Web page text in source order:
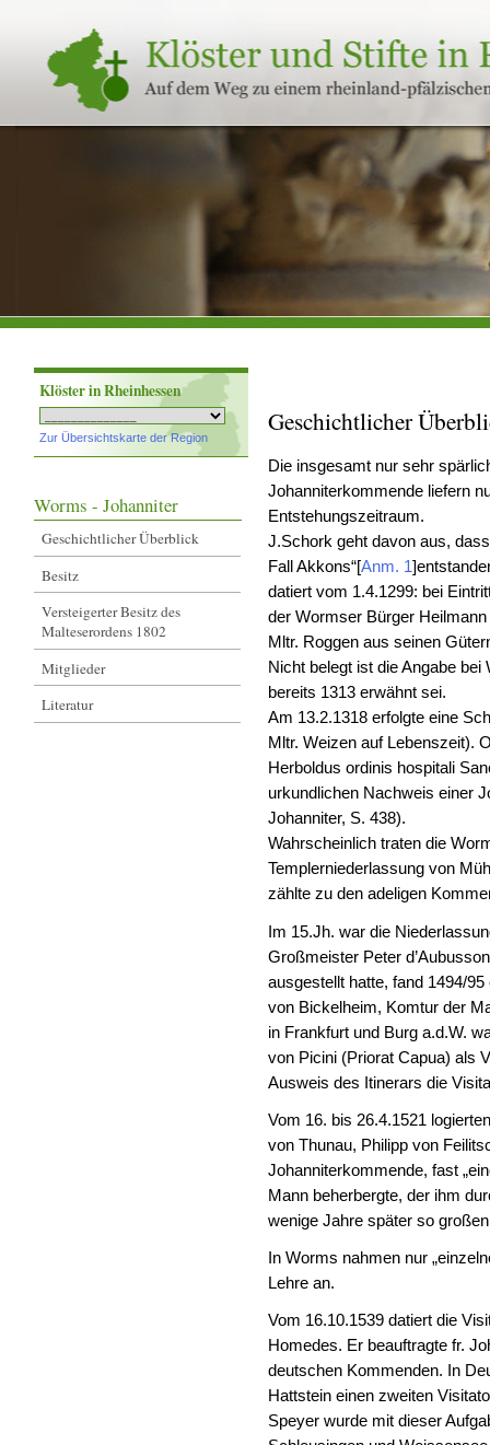
Klöster
und
Stifte
in
Rheinland-
Klöster in Rheinhessen
Zur Übersichtskarte der Region
Worms - Johanniter
Geschichtlicher Überblick
Besitz
Versteigerter Besitz des
Malteserordens 1802
Mitglieder
Literatur
Geschichtlicher
Die insgesamt nur sehr
Johanniterkommende liefern
Entstehungszeitraum.
J.Schork geht davon aus,
Fall Akkons“[Anm. 1]
datiert vom 1.4.1299: bei
der Wormser Bürger
Mltr. Roggen aus seinen
Nicht belegt ist die Angabe
bereits 1313 erwähnt sei.
Am 13.2.1318 erfolgte eine
Mltr. Weizen auf Lebenszeit).
Herboldus ordinis hospitali
urkundlichen Nachweis einer
Johanniter, S. 438).
Wahrscheinlich traten die
Templerniederlassung von
zählte zu den adeligen
Im 15.Jh. war die
Großmeister Peter
ausgestellt hatte, fand 1494/
von Bickelheim, Komtur der
in Frankfurt und Burg a.d.W.
von Picini (Priorat Capua) als
Ausweis des Itinerars die
Vom 16. bis 26.4.1521
von Thunau, Philipp von
Johanniterkommende, fast
Mann beherbergte, der ihm
wenige Jahre später so
In Worms nahmen nur
Lehre an.
Vom 16.10.1539 datiert die
Homedes. Er beauftragte fr.
deutschen Kommenden. In
Hattstein einen zweiten
Speyer wurde mit dieser